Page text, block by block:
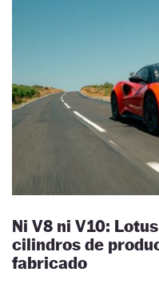
Ni V8 ni V10:
cilindros de
fabricado